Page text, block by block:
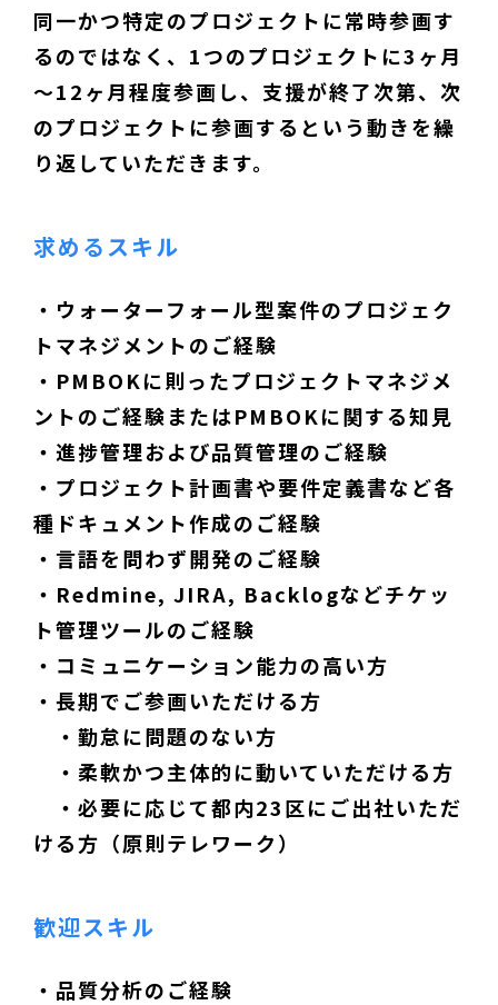
同一かつ特定のプロジェクトに常時参画す
るのではなく、1つのプロジェクトに3ヶ月
～12ヶ月程度参画し、支援が終了次第、次
のプロジェクトに参画するという動きを繰
り返していただきます。
求めるスキル
・ウォーターフォール型案件のプロジェク
トマネジメントのご経験
・PMBOKに則ったプロジェクトマネジメ
ントのご経験またはPMBOKに関する知見
・進捗管理および品質管理のご経験
・プロジェクト計画書や要件定義書など各
種ドキュメント作成のご経験
・言語を問わず開発のご経験
・Redmine, JIRA, Backlogなどチケッ
ト管理ツールのご経験
・コミュニケーション能力の高い方
・長期でご参画いただける方
・勤怠に問題のない方
・柔軟かつ主体的に動いていただける方
・必要に応じて都内23区にご出社いただ
ける方（原則テレワーク）
歓迎スキル
・品質分析のご経験